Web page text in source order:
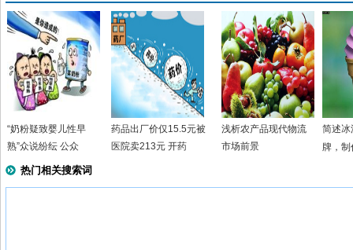
“奶粉疑致婴儿性早
熟”众说纷纭 公众
药品出厂价仅15.5元被
医院卖213元 开药
浅析农产品现代物流
市场前景
简述冰
牌，制
热门相关搜索词